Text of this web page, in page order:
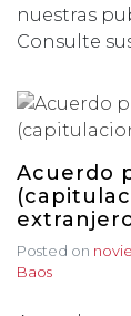
nuestras
Consulte
Acuerdo
Posted on
Baos